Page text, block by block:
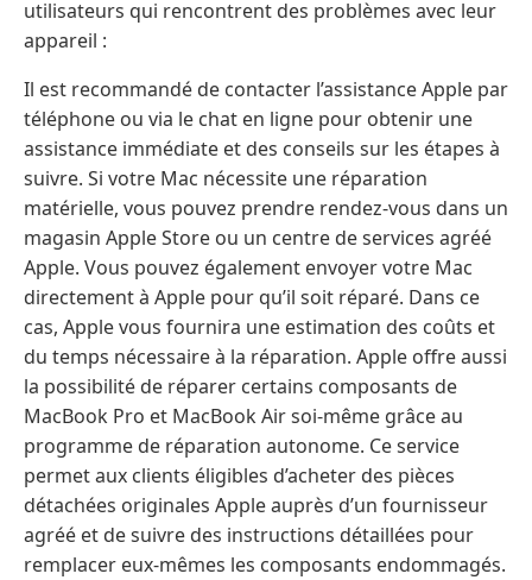
utilisateurs qui rencontrent des problèmes avec leur
appareil :
Il est recommandé de contacter l’assistance Apple par
téléphone ou via le chat en ligne pour obtenir une
assistance immédiate et des conseils sur les étapes à
suivre. Si votre Mac nécessite une réparation
matérielle, vous pouvez prendre rendez-vous dans un
magasin Apple Store ou un centre de services agréé
Apple. Vous pouvez également envoyer votre Mac
directement à Apple pour qu’il soit réparé. Dans ce
cas, Apple vous fournira une estimation des coûts et
du temps nécessaire à la réparation. Apple offre aussi
la possibilité de réparer certains composants de
MacBook Pro et MacBook Air soi-même grâce au
programme de réparation autonome. Ce service
permet aux clients éligibles d’acheter des pièces
détachées originales Apple auprès d’un fournisseur
agréé et de suivre des instructions détaillées pour
remplacer eux-mêmes les composants endommagés.